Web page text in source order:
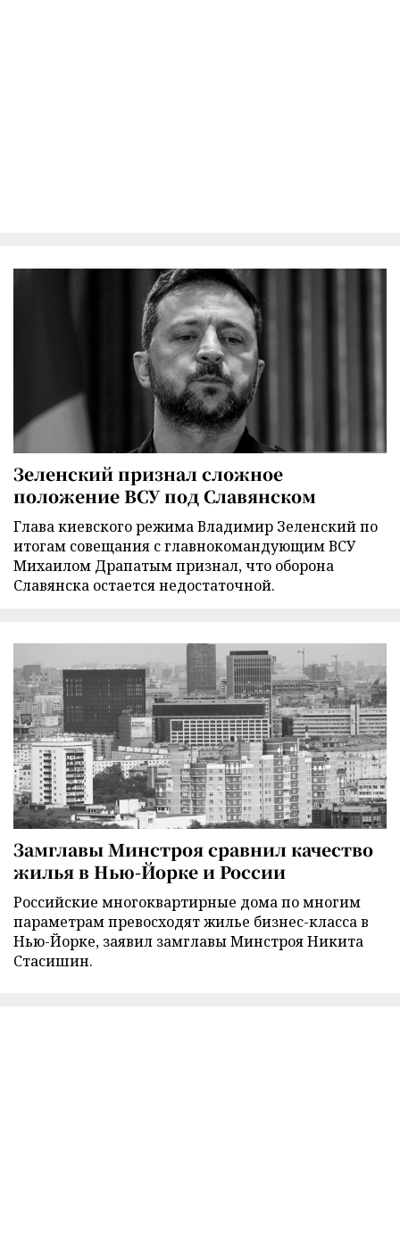
Зеленский признал сложное
положение ВСУ под Славянском
Глава киевского режима Владимир Зеленский по
итогам совещания с главнокомандующим ВСУ
Михаилом Драпатым признал, что оборона
Славянска остается недостаточной.
Замглавы Минстроя сравнил качество
жилья в Нью-Йорке и России
Российские многоквартирные дома по многим
параметрам превосходят жилье бизнес-класса в
Нью-Йорке, заявил замглавы Минстроя Никита
Стасишин.